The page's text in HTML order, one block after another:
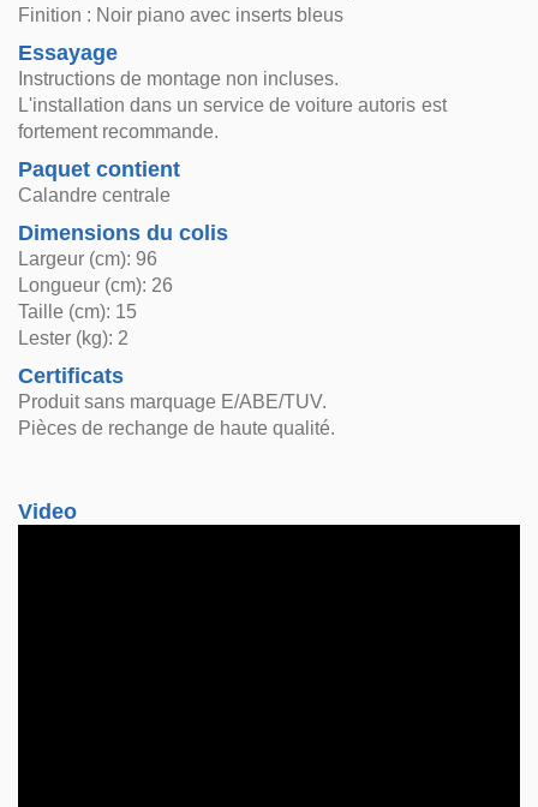
Finition : Noir piano avec inserts bleus
Essayage
Instructions de montage non incluses.
L'installation dans un service de voiture autoris est
fortement recommande.
Paquet contient
Calandre centrale
Dimensions du colis
Largeur (cm): 96
Longueur (cm): 26
Taille (cm): 15
Lester (kg): 2
Certificats
Produit sans marquage E/ABE/TUV.
Pièces de rechange de haute qualité.
Video